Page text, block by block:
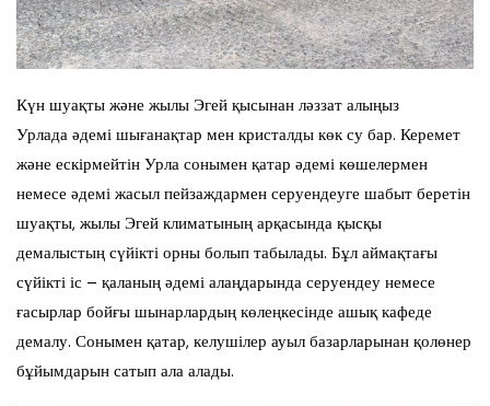
Күн шуақты және жылы Эгей қысынан ләззат алыңыз
Урлада әдемі шығанақтар мен кристалды көк су бар. Керемет
және ескірмейтін Урла сонымен қатар әдемі көшелермен
немесе әдемі жасыл пейзаждармен серуендеуге шабыт беретін
шуақты, жылы Эгей климатының арқасында қысқы
демалыстың сүйікті орны болып табылады. Бұл аймақтағы
сүйікті іс – қаланың әдемі алаңдарында серуендеу немесе
ғасырлар бойғы шынарлардың көлеңкесінде ашық кафеде
демалу. Сонымен қатар, келушілер ауыл базарларынан қолөнер
бұйымдарын сатып ала алады.